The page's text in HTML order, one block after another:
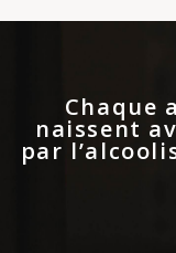
Chaque
naissent
par